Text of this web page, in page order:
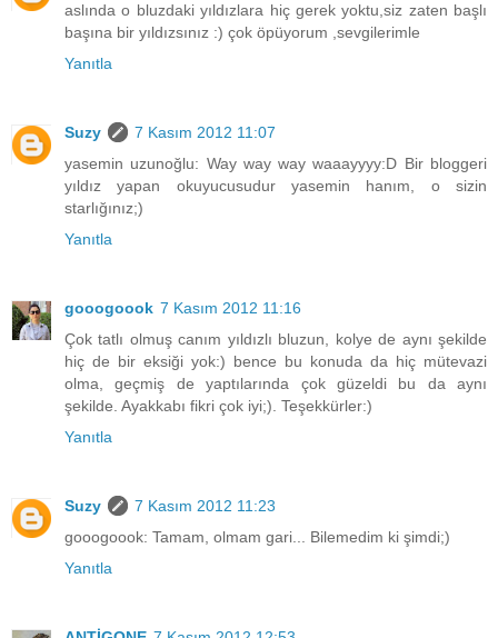
aslında o bluzdaki yıldızlara hiç gerek yoktu,siz zaten başlı
başına bir yıldızsınız :) çok öpüyorum ,sevgilerimle
Yanıtla
Suzy
7 Kasım 2012 11:07
yasemin uzunoğlu: Way way way waaayyyy:D Bir bloggeri
yıldız yapan okuyucusudur yasemin hanım, o sizin
starlığınız;)
Yanıtla
gooogoook 7 Kasım 2012 11:16
Çok tatlı olmuş canım yıldızlı bluzun, kolye de aynı şekilde
hiç de bir eksiği yok:) bence bu konuda da hiç mütevazi
olma, geçmiş de yaptılarında çok güzeldi bu da aynı
şekilde. Ayakkabı fikri çok iyi;). Teşekkürler:)
Yanıtla
Suzy
7 Kasım 2012 11:23
gooogoook: Tamam, olmam gari... Bilemedim ki şimdi;)
Yanıtla